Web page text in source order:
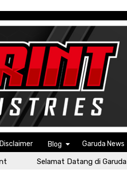
Disclaimer Blog Garuda News
Selamat Datang di Garuda Print